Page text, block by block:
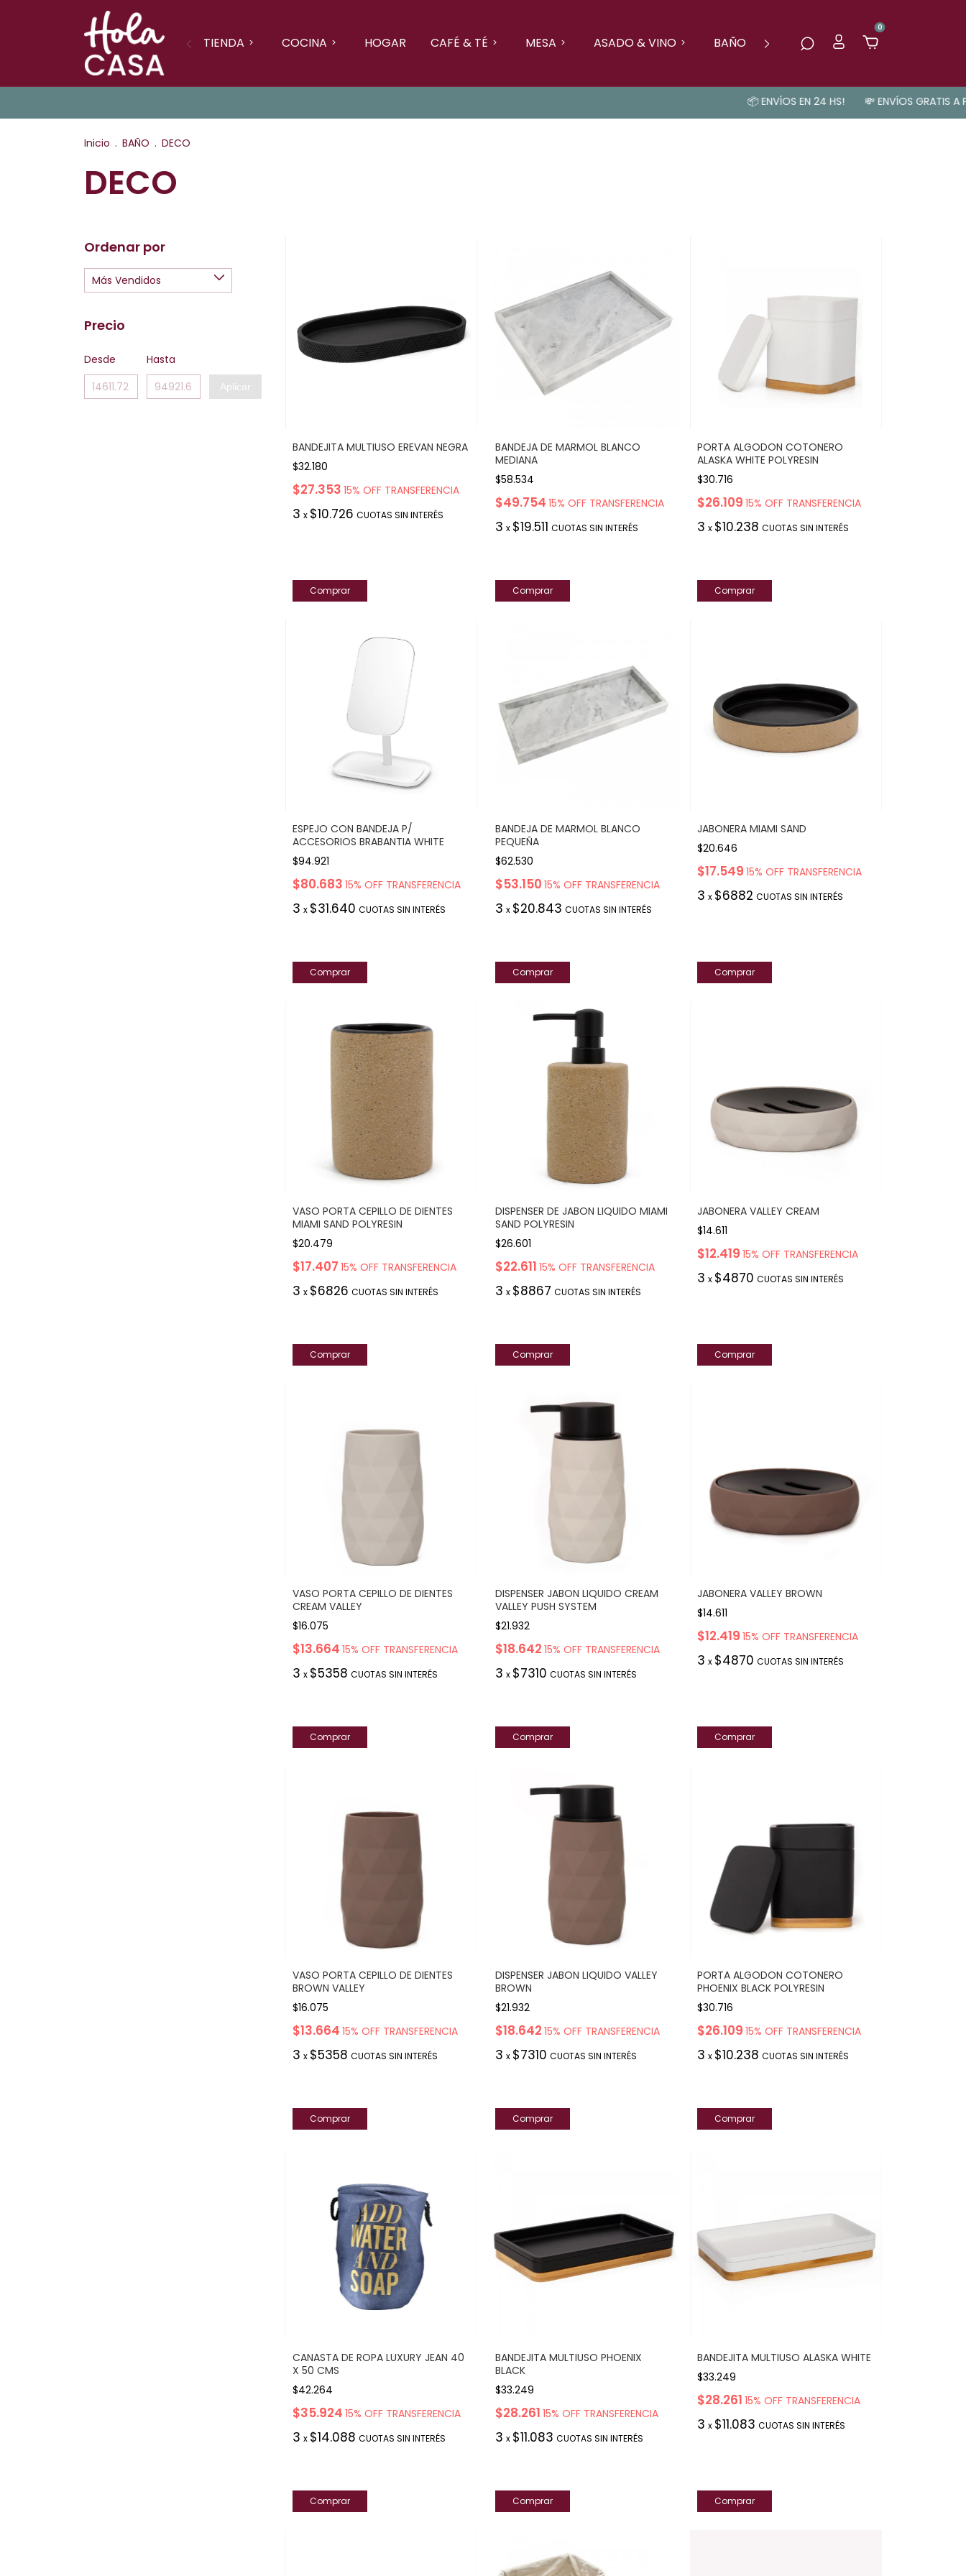
TIENDA COCINA HOGAR CAFÉ & TÉ MESA ASADO & VINO BAÑO LO NUEVO!
0
📦 ENVÍOS EN 24 HS! 💸 ENVÍOS GRATIS A PARTIR
Inicio . BAÑO . DECO
DECO
Ordenar por
Precio
Desde Hasta
Aplicar
BANDEJITA MULTIUSO EREVAN NEGRA
$32.180
$27.353 15% OFF TRANSFERENCIA
3 x $10.726 CUOTAS SIN INTERÉS
BANDEJA DE MARMOL BLANCO
MEDIANA
$58.534
$49.754 15% OFF TRANSFERENCIA
3 x $19.511 CUOTAS SIN INTERÉS
PORTA ALGODON COTONERO
ALASKA WHITE POLYRESIN
$30.716
$26.109 15% OFF TRANSFERENCIA
3 x $10.238 CUOTAS SIN INTERÉS
ESPEJO CON BANDEJA P/
ACCESORIOS BRABANTIA WHITE
$94.921
$80.683 15% OFF TRANSFERENCIA
3 x $31.640 CUOTAS SIN INTERÉS
BANDEJA DE MARMOL BLANCO
PEQUEÑA
$62.530
$53.150 15% OFF TRANSFERENCIA
3 x $20.843 CUOTAS SIN INTERÉS
JABONERA MIAMI SAND
$20.646
$17.549 15% OFF TRANSFERENCIA
3 x $6882 CUOTAS SIN INTERÉS
VASO PORTA CEPILLO DE DIENTES
MIAMI SAND POLYRESIN
$20.479
$17.407 15% OFF TRANSFERENCIA
3 x $6826 CUOTAS SIN INTERÉS
DISPENSER DE JABON LIQUIDO MIAMI
SAND POLYRESIN
$26.601
$22.611 15% OFF TRANSFERENCIA
3 x $8867 CUOTAS SIN INTERÉS
JABONERA VALLEY CREAM
$14.611
$12.419 15% OFF TRANSFERENCIA
3 x $4870 CUOTAS SIN INTERÉS
VASO PORTA CEPILLO DE DIENTES
CREAM VALLEY
$16.075
$13.664 15% OFF TRANSFERENCIA
3 x $5358 CUOTAS SIN INTERÉS
DISPENSER JABON LIQUIDO CREAM
VALLEY PUSH SYSTEM
$21.932
$18.642 15% OFF TRANSFERENCIA
3 x $7310 CUOTAS SIN INTERÉS
JABONERA VALLEY BROWN
$14.611
$12.419 15% OFF TRANSFERENCIA
3 x $4870 CUOTAS SIN INTERÉS
VASO PORTA CEPILLO DE DIENTES
BROWN VALLEY
$16.075
$13.664 15% OFF TRANSFERENCIA
3 x $5358 CUOTAS SIN INTERÉS
DISPENSER JABON LIQUIDO VALLEY
BROWN
$21.932
$18.642 15% OFF TRANSFERENCIA
3 x $7310 CUOTAS SIN INTERÉS
PORTA ALGODON COTONERO
PHOENIX BLACK POLYRESIN
$30.716
$26.109 15% OFF TRANSFERENCIA
3 x $10.238 CUOTAS SIN INTERÉS
CANASTA DE ROPA LUXURY JEAN 40
X 50 CMS
$42.264
$35.924 15% OFF TRANSFERENCIA
3 x $14.088 CUOTAS SIN INTERÉS
BANDEJITA MULTIUSO PHOENIX
BLACK
$33.249
$28.261 15% OFF TRANSFERENCIA
3 x $11.083 CUOTAS SIN INTERÉS
BANDEJITA MULTIUSO ALASKA WHITE
$33.249
$28.261 15% OFF TRANSFERENCIA
3 x $11.083 CUOTAS SIN INTERÉS